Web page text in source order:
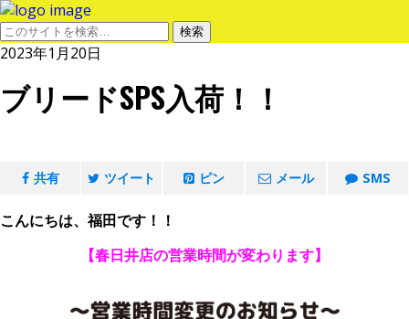
2023年1月20日
ブリードSPS入荷！！
共有 ツイート ピン メール SMS
こんにちは、福田です！！
【春日井店の営業時間が変わります】